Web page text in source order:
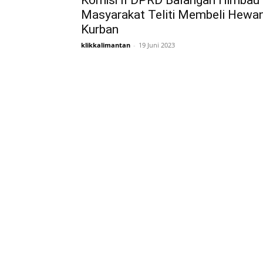
Masyarakat Teliti Membeli
Kurban
klikkalimantan - 19 Juni 2023